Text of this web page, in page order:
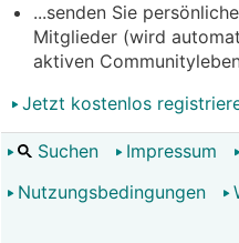
...senden Sie
Mitglieder (wird
aktiven
Jetzt kostenlos
Suchen Impressum
Nutzungsbedingungen